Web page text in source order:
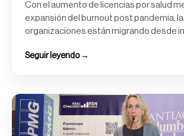
Con el aumento de licencias por salud
expansión del burnout post pandemia,
organizaciones están migrando desde
Seguir leyendo →